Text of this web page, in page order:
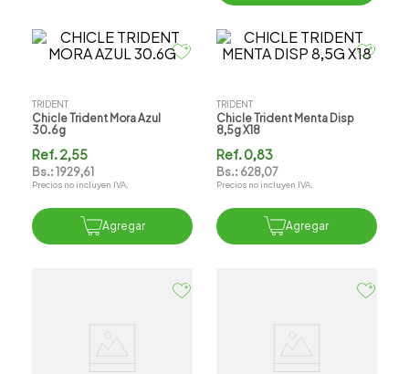
TRIDENT
Chicle Trident Mora Azul
30.6g
Ref.2,55
Bs.:1929,61
Precios no incluyen IVA.
Agregar
TRIDENT
Chicle Trident Menta Disp
8,5g X18
Ref.0,83
Bs.: 628,07
Precios no incluyen IVA.
Agregar